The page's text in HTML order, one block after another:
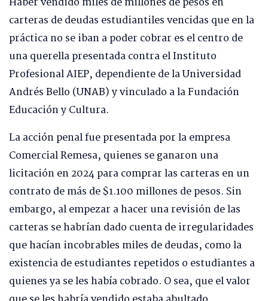
carteras de deudas estudiantiles vencidas que en la
práctica no se iban a poder cobrar es el centro de
una querella presentada contra el Instituto
Profesional AIEP, dependiente de la Universidad
Andrés Bello (UNAB) y vinculado a la Fundación
Educación y Cultura.
La acción penal fue presentada por la empresa
Comercial Remesa, quienes se ganaron una
licitación en 2024 para comprar las carteras en un
contrato de más de $1.100 millones de pesos. Sin
embargo, al empezar a hacer una revisión de las
carteras se habrían dado cuenta de irregularidades
que hacían incobrables miles de deudas, como la
existencia de estudiantes repetidos o estudiantes a
quienes ya se les había cobrado. O sea, que el valor